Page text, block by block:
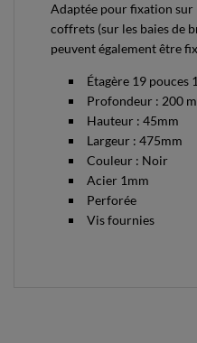
Adaptée pour fixation sur
coffrets (sur les baies de
peuvent également être
Étagère 19 pouces
Profondeur : 200
Hauteur : 45mm
Largeur : 475mm
Couleur : Noir
Acier 1mm
Perforée
Vis fournies